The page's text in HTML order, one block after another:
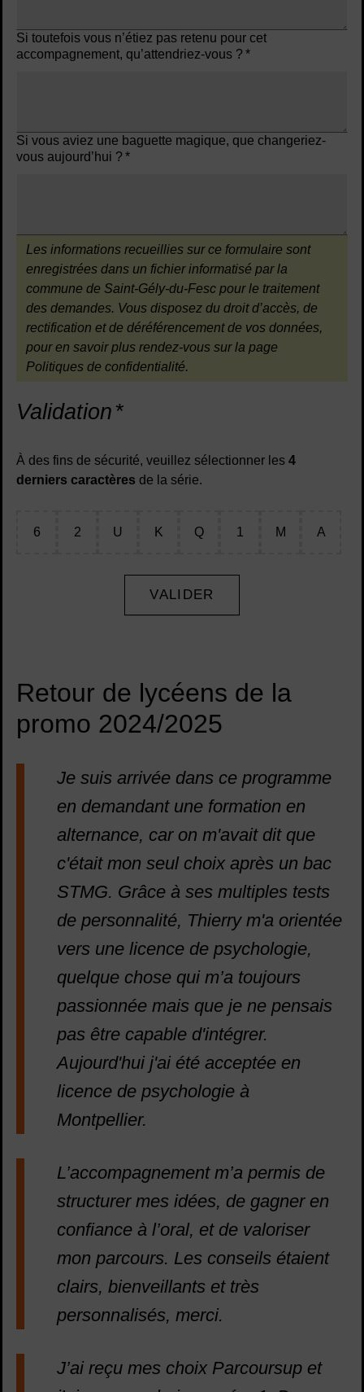
Si toutefois vous n’étiez pas retenu pour cet
accompagnement, qu’attendriez-vous ? *
Si vous aviez une baguette magique, que changeriez-
vous aujourd’hui ? *
A savoir :
Les informations recueillies sur ce formulaire sont
enregistrées dans un fichier informatisé par la
commune de Saint-Gély-du-Fesc pour le traitement
des demandes. Vous disposez du droit d’accès, de
rectification et de déréférencement de vos données,
pour en savoir plus rendez-vous sur la page
Politiques de confidentialité.
Validation *
À des fins de sécurité, veuillez sélectionner les 4
derniers caractères de la série.
6 2 U K Q 1 M A
VALIDER
Retour de lycéens de la
promo 2024/2025
Je suis arrivée dans ce programme
en demandant une formation en
alternance, car on m'avait dit que
c'était mon seul choix après un bac
STMG. Grâce à ses multiples tests
de personnalité, Thierry m'a orientée
vers une licence de psychologie,
quelque chose qui m’a toujours
passionnée mais que je ne pensais
pas être capable d'intégrer.
Aujourd'hui j'ai été acceptée en
licence de psychologie à
Montpellier.
L’accompagnement m’a permis de
structurer mes idées, de gagner en
confiance à l’oral, et de valoriser
mon parcours. Les conseils étaient
clairs, bienveillants et très
personnalisés, merci.
J’ai reçu mes choix Parcoursup et